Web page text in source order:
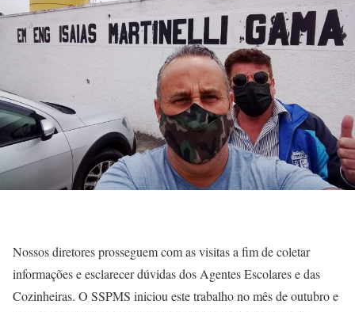
Nossos diretores prosseguem com as visitas a fim de coletar
informações e esclarecer dúvidas dos Agentes Escolares e das
Cozinheiras. O SSPMS iniciou este trabalho no mês de outubro e